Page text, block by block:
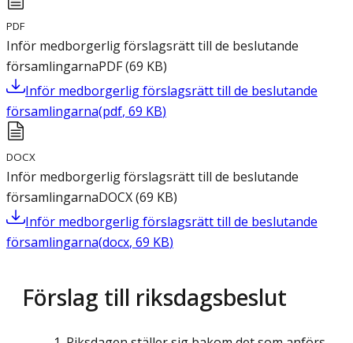
PDF
Inför medborgerlig förslagsrätt till de beslutande
församlingarnaPDF(69 KB)
Inför medborgerlig förslagsrätt till de beslutande
församlingarna(pdf, 69 KB)
DOCX
Inför medborgerlig förslagsrätt till de beslutande
församlingarnaDOCX(69 KB)
Inför medborgerlig förslagsrätt till de beslutande
församlingarna(docx, 69 KB)
Förslag till riksdagsbeslut